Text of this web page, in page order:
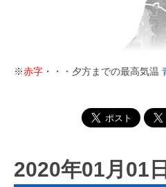
※赤字 ・・・夕方までの最高気温
2020年01月01